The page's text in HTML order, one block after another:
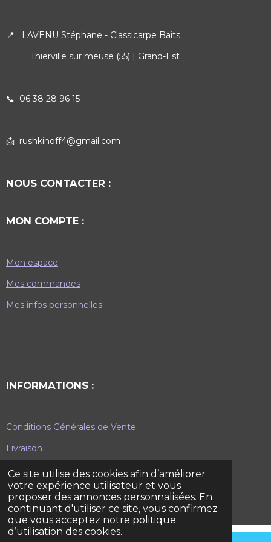
Ce site utilise des cookies afin d’améliorer
votre expérience utilisateur et vous
proposer des annonces personnalisées. En
continuant d'utiliser ce site, vous confirmez
que vous acceptez notre politique
d’utilisation des cookies.
📍 LAVENU Stéphane - Classicarpe Baits
Thierville sur meuse (55) | Grand-Est
📞 06 38 28 96 15
📩 rushkinoff4@gmail.com
NOUS CONTACTER :
MON COMPTE :
Mon espace
Mes commandes
Mes infos personnelles
INFORMATIONS :
Conditions Générales de Vente
Livraison
Mentions légales
Plan du site
© 2022 - 2023 Classicarpe Baits